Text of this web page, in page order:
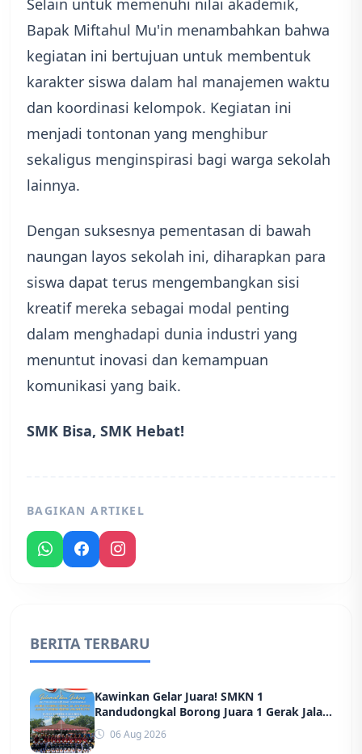
Selain untuk memenuhi nilai akademik,
Bapak Miftahul Mu'in menambahkan bahwa
kegiatan ini bertujuan untuk membentuk
karakter siswa dalam hal manajemen waktu
dan koordinasi kelompok. Kegiatan ini
menjadi tontonan yang menghibur
sekaligus menginspirasi bagi warga sekolah
lainnya.
Dengan suksesnya pementasan di bawah
naungan layos sekolah ini, diharapkan para
siswa dapat terus mengembangkan sisi
kreatif mereka sebagai modal penting
dalam menghadapi dunia industri yang
menuntut inovasi dan kemampuan
komunikasi yang baik.
SMK Bisa, SMK Hebat!
BAGIKAN ARTIKEL
BERITA TERBARU
Kawinkan Gelar Juara! SMKN 1
Randudongkal Borong Juara 1 Gerak Jalan
Putra dan Putri HUT ke-81 RI Kecamatan
Randudongkal
06 Aug 2026